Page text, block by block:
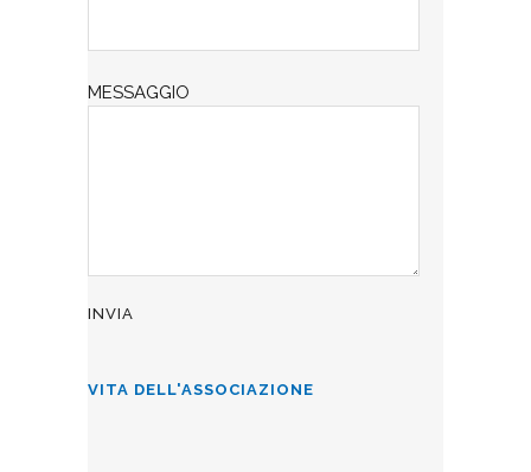
MESSAGGIO
VITA DELL'ASSOCIAZIONE